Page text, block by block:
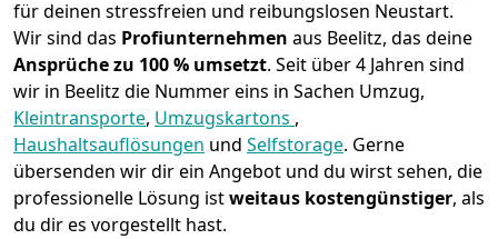
für deinen stressfreien und reibungslosen Neustart.
Wir sind das Profiunternehmen aus Beelitz, das deine
Ansprüche zu 100 % umsetzt. Seit über 4 Jahren sind
wir in Beelitz die Nummer eins in Sachen Umzug,
Kleintransporte, Umzugskartons ,
Haushaltsauflösungen und Selfstorage. Gerne
übersenden wir dir ein Angebot und du wirst sehen, die
professionelle Lösung istweitaus kostengünstiger, als
du dir es vorgestellt hast.